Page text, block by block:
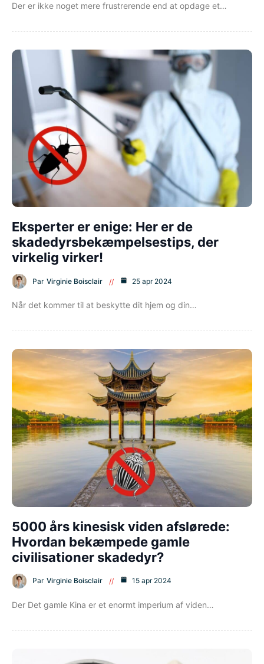
Der er ikke noget mere frustrerende end at opdage et…
Eksperter er enige: Her er de
skadedyrsbekæmpelsestips, der
virkelig virker!
Par Virginie Boisclair 25 apr 2024
Når det kommer til at beskytte dit hjem og din…
5000 års kinesisk viden afslørede:
Hvordan bekæmpede gamle
civilisationer skadedyr?
Par Virginie Boisclair 15 apr 2024
Der Det gamle Kina er et enormt imperium af viden…